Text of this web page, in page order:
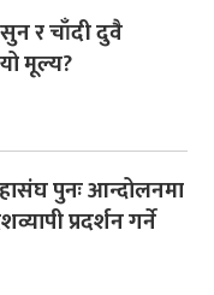
र चाँदी दुवै
मूल्य?
पुनः आन्दोलनमा
प्रदर्शन गर्ने